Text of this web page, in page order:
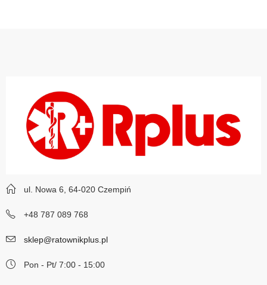
ul. Nowa 6, 64-020 Czempiń
+48 787 089 768
sklep@ratownikplus.pl
Pon - Pt/ 7:00 - 15:00